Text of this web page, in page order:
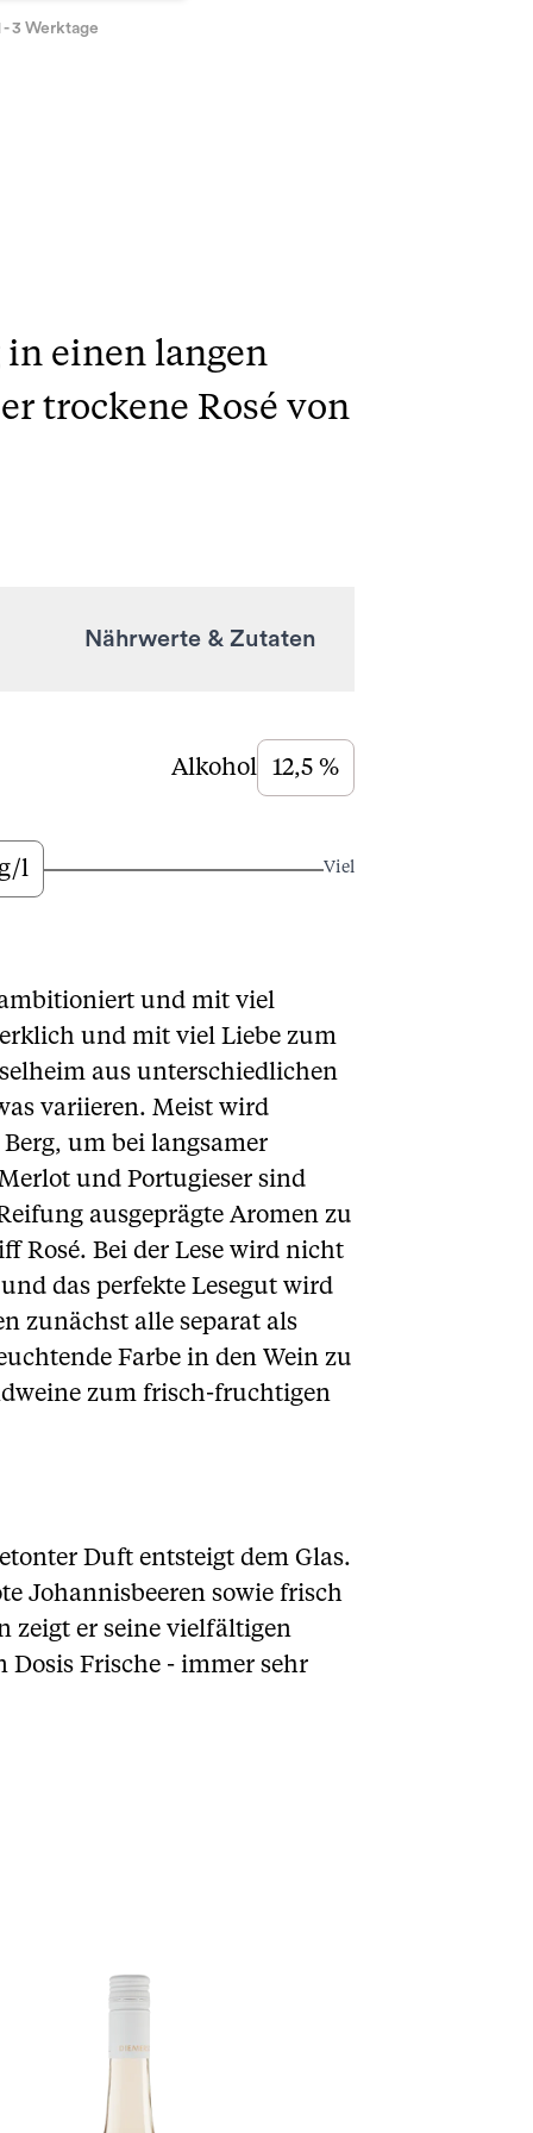
3 Werktage
einen langen
trockene Rosé von
Nährwerte & Zutaten
Alkohol
12,5 %
l Viel
und mit viel
und mit viel Liebe zum
aus unterschiedlichen
variieren. Meist wird
um bei langsamer
und Portugieser sind
ausgeprägte Aromen zu
Rosé. Bei der Lese wird nicht
das perfekte Lesegut wird
zunächst alle separat als
Farbe in den Wein zu
zum frisch-fruchtigen
Duft entsteigt dem Glas.
Johannisbeeren sowie frisch
zeigt er seine vielfältigen
Frische - immer sehr